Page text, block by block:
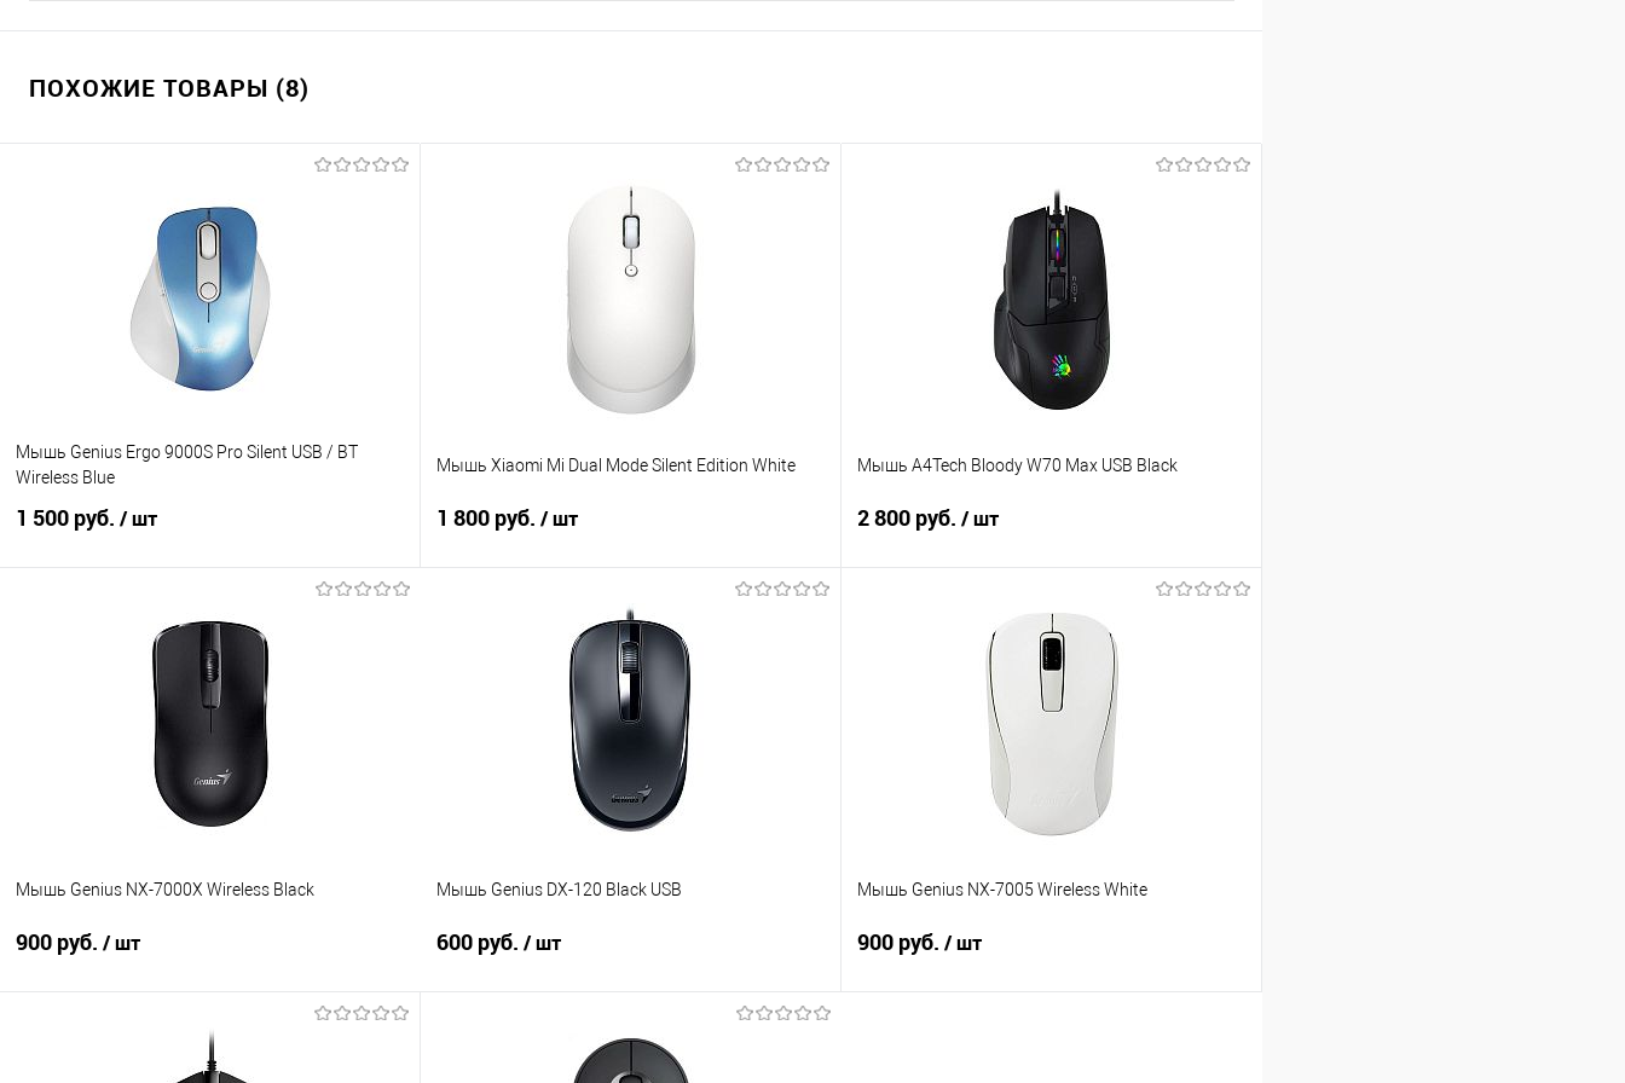
ПОХОЖИЕ ТОВАРЫ (8)
Мышь Genius Ergo 9000S Pro Silent USB / BT
Wireless Blue
1 500 руб. / шт
В корзину
Сравнение
В наличии
Мышь Xiaomi Mi Dual Mode Silent Edition White
1 800 руб. / шт
В корзину
Купить в 1 клик
Сравнение
В наличии
Мышь A4Tech Bloody W70 Max USB Black
2 800 руб. / шт
В корзину
Купить в 1 клик
Сравнение
В наличии
Мышь Genius NX-7000X Wireless Black
900 руб. / шт
В корзину
Мышь Genius DX-120 Black USB
600 руб. / шт
В корзину
Мышь Genius NX-7005 Wireless White
900 руб. / шт